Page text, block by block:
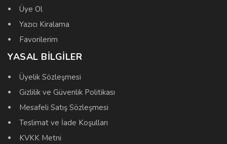
Üye Ol
Yazıcı Kiralama
Favorilerim
YASAL BILGILER
Üyelik Sözleşmesi
Gizlilik ve Güvenlik Politikası
Mesafeli Satış Sözleşmesi
Teslimat ve İade Koşulları
KVKK Metni